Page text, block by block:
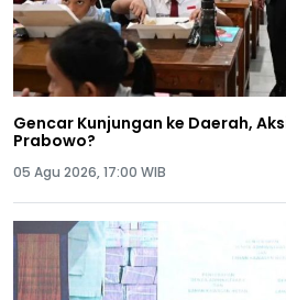
Gencar Kunjungan ke Daerah,
Prabowo?
05 Agu 2026, 17:00 WIB